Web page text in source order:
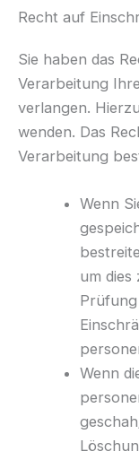
Recht auf
Sie haben das
Verarbeitung
verlangen.
wenden. Das
Verarbeitung
Wenn
um
Prüfung
Wenn